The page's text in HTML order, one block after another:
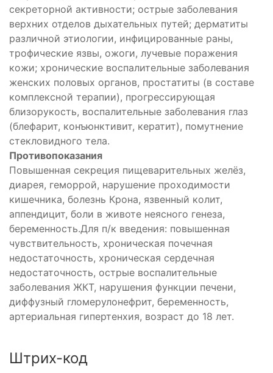
секреторной активности; острые заболевания
верхних отделов дыхательных путей; дерматиты
различной этиологии, инфицированные раны,
трофические язвы, ожоги, лучевые поражения
кожи; хронические воспалительные заболевания
женских половых органов, простатиты (в составе
комплексной терапии), прогрессирующая
близорукость, воспалительные заболевания глаз
(блефарит, конъюнктивит, кератит), помутнение
стекловидного тела.
Противопоказания
Повышенная секреция пищеварительных желёз,
диарея, геморрой, нарушение проходимости
кишечника, болезнь Крона, язвенный колит,
аппендицит, боли в животе неясного генеза,
беременность.Для п/к введения: повышенная
чувствительность, хроническая почечная
недостаточность, хроническая сердечная
недостаточность, острые воспалительные
заболевания ЖКТ, нарушения функции печени,
диффузный гломерулонефрит, беременность,
артериальная гипертенхия, возраст до 18 лет.
Штрих-код